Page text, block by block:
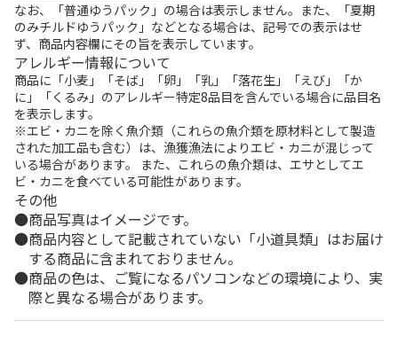
なお、「普通ゆうパック」の場合は表示しません。また、「夏期
のみチルドゆうパック」などとなる場合は、記号での表示はせ
ず、商品内容欄にその旨を表示しています。
アレルギー情報について
商品に「小麦」「そば」「卵」「乳」「落花生」「えび」「か
に」「くるみ」のアレルギー特定8品目を含んでいる場合に品目名
を表示します。
※エビ・カニを除く魚介類（これらの魚介類を原材料として製造
された加工品も含む）は、漁獲漁法によりエビ・カニが混じって
いる場合があります。 また、これらの魚介類は、エサとしてエ
ビ・カニを食べている可能性があります。
その他
商品写真はイメージです。
商品内容として記載されていない「小道具類」はお届け
する商品に含まれておりません。
商品の色は、ご覧になるパソコンなどの環境により、実
際と異なる場合があります。